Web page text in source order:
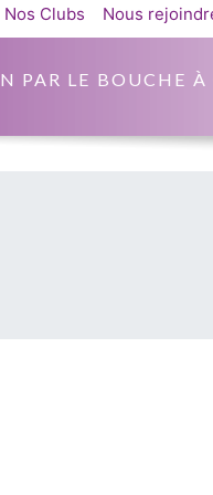
PAR LE BOUCHE À
Nos Clubs Nous